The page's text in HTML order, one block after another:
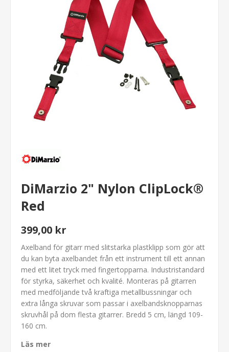
DiMarzio 2" Nylon ClipLock®
Red
399,00 kr
Axelband för gitarr med slitstarka plastklipp som gör att
du kan byta axelbandet från ett instrument till ett annan
med ett litet tryck med fingertopparna. Industristandard
för styrka, säkerhet och kvalité. Monteras på gitarren
med medföljande två kraftiga metallbussningar och
extra långa skruvar som passar i axelbandsknopparnas
skruvhål på dom flesta gitarrer. Bredd 5 cm, längd 109-
160 cm.
Läs mer